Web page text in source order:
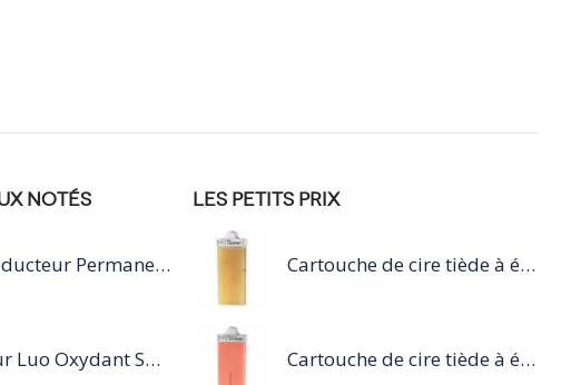
NOTÉS
Dulcia Reducteur Permanente Cheveux Trés Sensibilisés
Revelateur Luo Oxydant Spécifique Coloration Luocolor
LES PETITS PRIX
Cartouche de cire tiède à épiler 100ml miel
Cartouche de cire tiède à épiler 100ml rose